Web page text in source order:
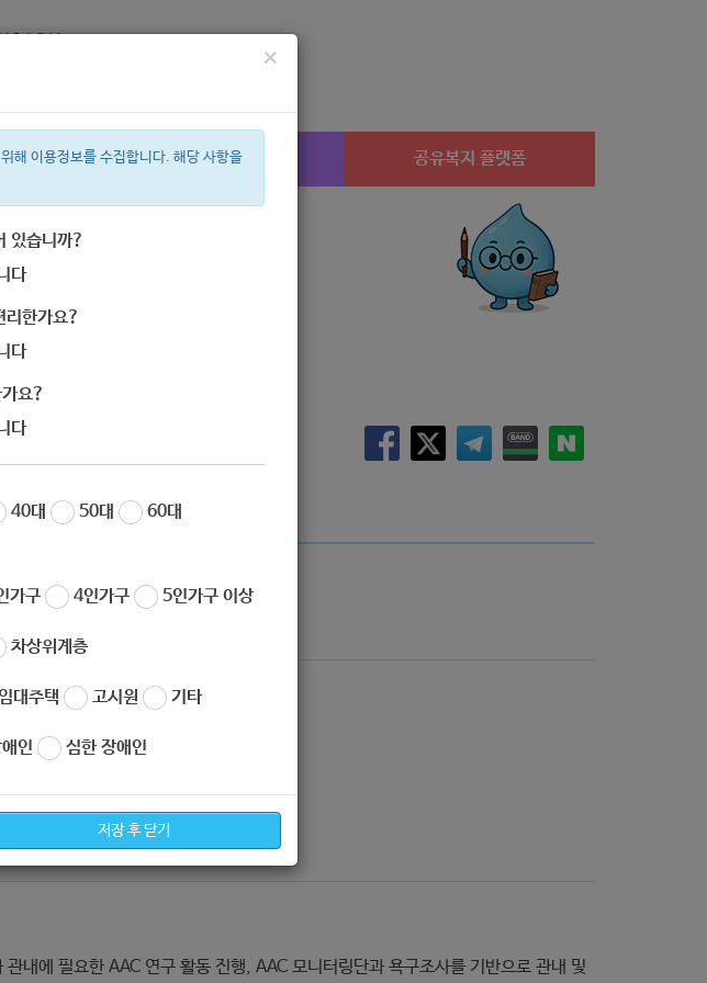
청 복지시설찾기 공유복지 플랫폼
안심일자리 후원
×
해 이용정보를 수집합니다. 해당 사항을
있습니까?
다
리한가요?
다
요?
다
40대 50대
60대
가구 4인가구 5인가구 이상
차상위계층
대주택 고시원 기타
인 심한 장애인
저장 후 닫기
내에 필요한 AAC 연구 활동 진행, AAC 모니터링단과 욕구조사를 기반으로 관내 및